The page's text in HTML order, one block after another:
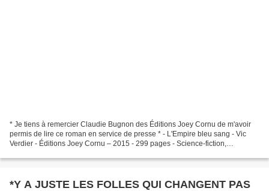
* Je tiens à remercier Claudie Bugnon des Éditions Joey Cornu de m'avoir
permis de lire ce roman en service de presse * - L'Empire bleu sang - Vic
Verdier - Éditions Joey Cornu – 2015 - 299 pages - Science-fiction,
*Y A JUSTE LES FOLLES QUI CHANGENT PAS